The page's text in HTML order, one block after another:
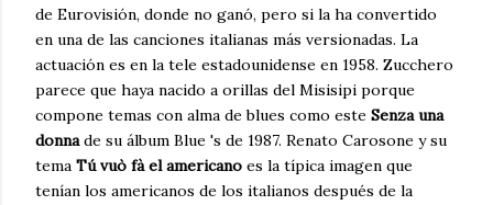
de Eurovisión, donde no ganó, pero si la ha convertido
en una de las canciones italianas más versionadas. La
actuación es en la tele estadounidense en 1958. Zucchero
parece que haya nacido a orillas del Misisipi porque
compone temas con alma de blues como este Senza una
donnade su álbum Blue 's de 1987. Renato Carosone y su
tema Tú vuò fà el americano es la típica imagen que
tenían los americanos de los italianos después de la